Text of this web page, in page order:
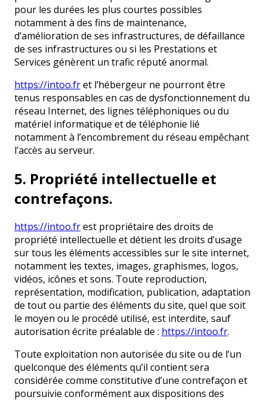
pour les durées les plus courtes possibles
notamment à des fins de maintenance,
d’amélioration de ses infrastructures, de défaillance
de ses infrastructures ou si les Prestations et
Services génèrent un trafic réputé anormal.
https://intoo.fret l’hébergeur ne pourront être
tenus responsables en cas de dysfonctionnement du
réseau Internet, des lignes téléphoniques ou du
matériel informatique et de téléphonie lié
notamment à l’encombrement du réseau empêchant
l’accès au serveur.
5. Propriété intellectuelle et
contrefaçons.
https://intoo.frest propriétaire des droits de
propriété intellectuelle et détient les droits d’usage
sur tous les éléments accessibles sur le site internet,
notamment les textes, images, graphismes, logos,
vidéos, icônes et sons. Toute reproduction,
représentation, modification, publication, adaptation
de tout ou partie des éléments du site, quel que soit
le moyen ou le procédé utilisé, est interdite, sauf
autorisation écrite préalable de : https://intoo.fr.
Toute exploitation non autorisée du site ou de l’un
quelconque des éléments qu’il contient sera
considérée comme constitutive d’une contrefaçon et
poursuivie conformément aux dispositions des